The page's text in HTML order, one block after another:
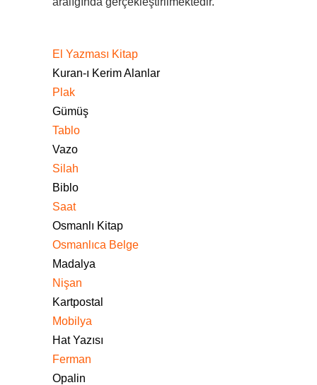
El Yazması Kitap
Kuran-ı Kerim Alanlar
Plak
Gümüş
Tablo
Vazo
Silah
Biblo
Saat
Osmanlı Kitap
Osmanlıca Belge
Madalya
Nişan
Kartpostal
Mobilya
Hat Yazısı
Ferman
Opalin